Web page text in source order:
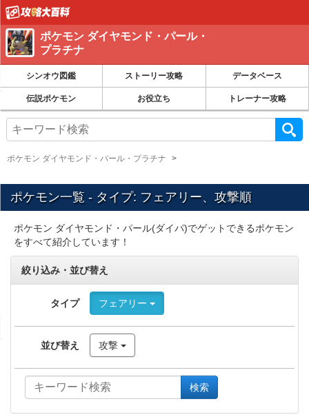
ポケモン ダイヤモンド・パール・
プラチナ
シンオウ図鑑 ストーリー攻略 データベース
伝説ポケモン お役立ち トレーナー攻略
ポケモン ダイヤモンド・パール・プラチナ
ポケモン一覧 - タイプ: フェアリー、攻撃順
ポケモン ダイヤモンド・パール(ダイパ)でゲットできるポケモン
をすべて紹介しています！
絞り込み・並び替え
タイプ フェアリー
並び替え 攻撃
検索